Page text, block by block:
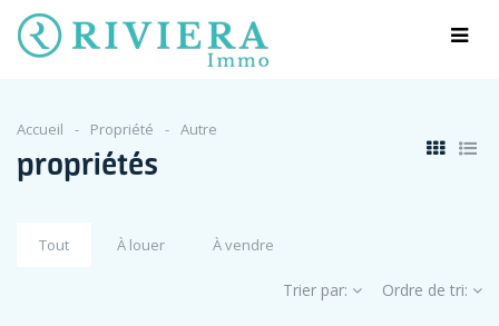
Accueil Propriété Autre
propriétés
Tout À louer À vendre
Trier par: Ordre de tri: